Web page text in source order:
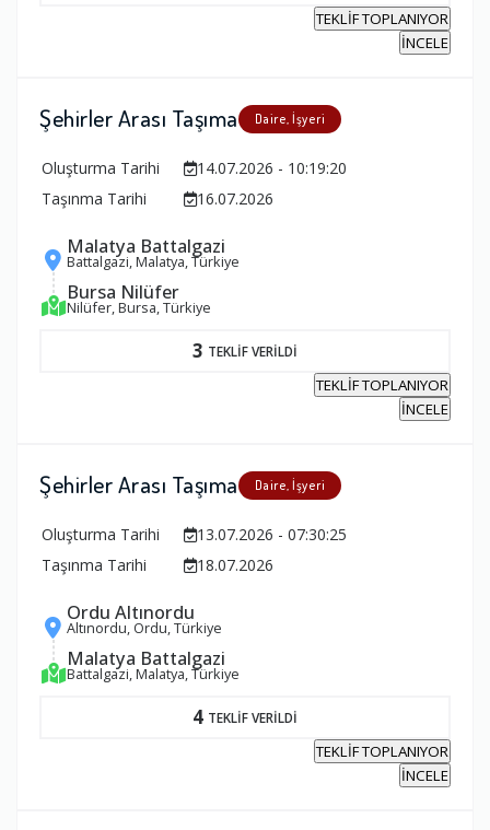
TEKLİF TOPLANIYOR
İNCELE
Şehirler Arası Taşıma Daire, İşyeri
Oluşturma Tarihi
14.07.2026 - 10:19:20
Taşınma Tarihi
16.07.2026
Malatya Battalgazi
Battalgazi, Malatya, Türkiye
Bursa Nilüfer
Nilüfer, Bursa, Türkiye
3 TEKLİF VERİLDİ
TEKLİF TOPLANIYOR
İNCELE
Şehirler Arası Taşıma Daire, İşyeri
Oluşturma Tarihi
13.07.2026 - 07:30:25
Taşınma Tarihi
18.07.2026
Ordu Altınordu
Altınordu, Ordu, Türkiye
Malatya Battalgazi
Battalgazi, Malatya, Türkiye
4 TEKLİF VERİLDİ
TEKLİF TOPLANIYOR
İNCELE